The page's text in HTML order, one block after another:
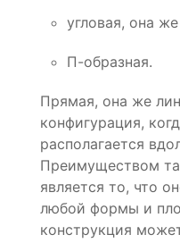
угловая, она
П-образная.
Прямая, она же
конфигурация,
располагается
Преимуществом
является то, что
любой формы и
конструкция